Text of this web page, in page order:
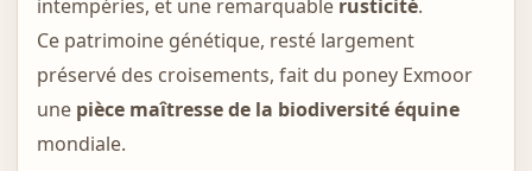
intempéries, et une remarquable rusticité.
Ce patrimoine génétique, resté largement
préservé des croisements, fait du poney Exmoor
une pièce maîtresse de la biodiversité équine
mondiale.